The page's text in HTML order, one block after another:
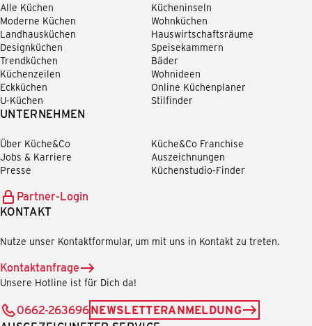
Alle Küchen
Moderne Küchen
Landhausküchen
Designküchen
Trendküchen
Küchenzeilen
Eckküchen
U-Küchen
Kücheninseln
Wohnküchen
Hauswirtschaftsräume
Speisekammern
Bäder
Wohnideen
Online Küchenplaner
Stilfinder
UNTERNEHMEN
Über Küche&Co
Jobs & Karriere
Presse
Küche&Co Franchise
Auszeichnungen
Küchenstudio-Finder
Partner-Login
KONTAKT
Nutze unser Kontaktformular, um mit uns in Kontakt zu treten.
Kontaktanfrage
Unsere Hotline ist für Dich da!
0662-263696NEWSLETTERANMELDUNG